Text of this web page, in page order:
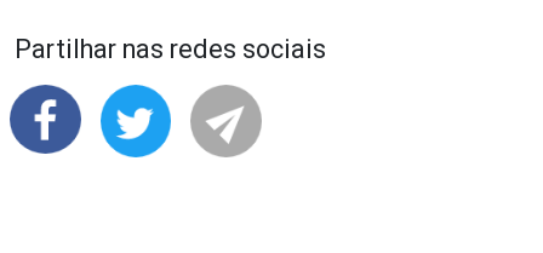
Partilhar nas redes sociais